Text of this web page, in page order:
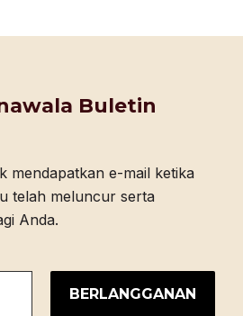
Buletin
mendapatkan e-mail ketika
telah meluncur serta
Anda.